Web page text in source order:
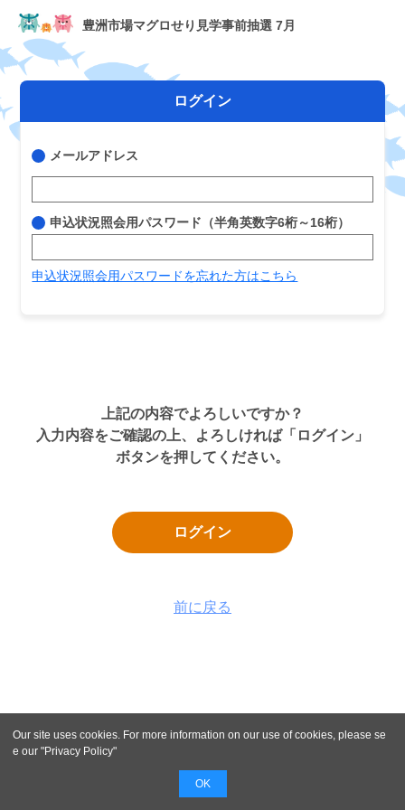
豊洲市場マグロせり見学事前抽選 7月
ログイン
メールアドレス
申込状況照会用パスワード（半角英数字6桁～16桁）
申込状況照会用パスワードを忘れた方はこちら
上記の内容でよろしいですか？
入力内容をご確認の上、よろしければ「ログイン」
ボタンを押してください。
ログイン
前に戻る
Our site uses cookies. For more information on our use of cookies, please se
e our "Privacy Policy"
OK